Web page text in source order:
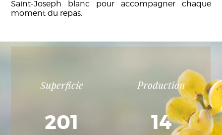
Saint-Joseph blanc pour accompagner chaque
moment du repas.
Superficie
201
Production
14